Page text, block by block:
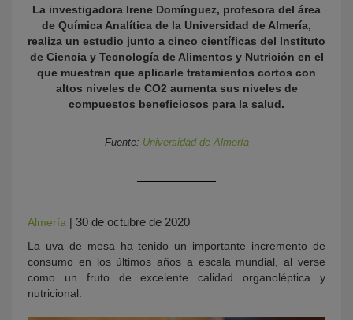
La investigadora Irene Domínguez, profesora del área
de Química Analítica de la Universidad de Almería,
realiza un estudio junto a cinco científicas del Instituto
de Ciencia y Tecnología de Alimentos y Nutrición en el
que muestran que aplicarle tratamientos cortos con
altos niveles de CO2 aumenta sus niveles de
compuestos beneficiosos para la salud.
Fuente: Universidad de Almería
Almería | 30 de octubre de 2020
La uva de mesa ha tenido un importante incremento de
consumo en los últimos años a escala mundial, al verse
como un fruto de excelente calidad organoléptica y
nutricional.